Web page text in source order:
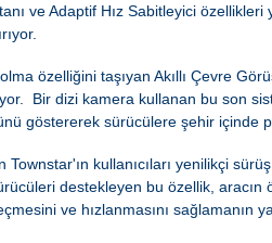
ve Adaptif Hız Sabitleyici özellikleri
özelliğini taşıyan Akıllı Çevre
Bir dizi kamera kullanan bu son
göstererek sürücülere şehir içinde
kullanıcıları yenilikçi
destekleyen bu özellik, aracın
ve hızlanmasını sağlamanın